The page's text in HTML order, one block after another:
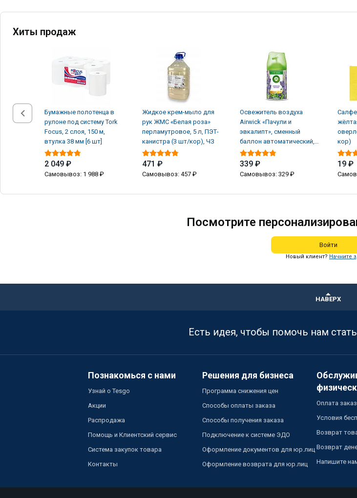
Хиты продаж
Бумажные полотенца в
рулоне под систему Tork
Focus, 2 слоя, 150 м,
втулка 38 мм [6 шт]
2 049 ₽
Самовывоз: 1 988 ₽
Жидкое крем-мыло для
рук ЖМС «Белая роза»
перламутровое, 5 л, ПЭТ-
канистра (3 шт/кор), ЧЗ
471 ₽
Самовывоз: 457 ₽
Освежитель воздуха
Airwick «Пачули и
эвкалипт», сменный
баллон автоматический,
250 мл (6 шт/кор)
339 ₽
Самовывоз: 329 ₽
кор)
19 ₽
Посмотрите
Войти
Новый клиент? Начните
НАВЕРХ
Есть идея, чтобы помочь нам
Познакомься с нами
Узнай о Tesgo
Акции
Распродажа
Помощь и Клиентский сервис
Система закупок товара
Контакты
Решения для бизнеса
Программа снижения цен
Способы оплаты заказа
Способы получения заказа
Подключение к системе ЭДО
Оформление документов для юр.лиц
Оформление возврата для юр.лиц
Оплата
Условия
Возврат
Возврат
Напишите